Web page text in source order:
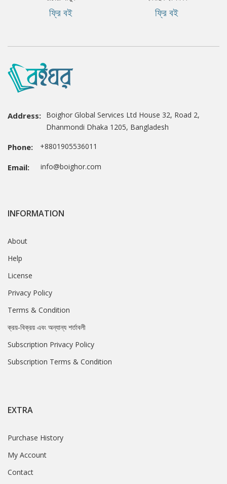
ফ্রি বই ফ্রি বই
Address: Boighor Global Services Ltd House 32, Road 2,
Dhanmondi Dhaka 1205, Bangladesh
Phone: +8801905536011
Email: info@boighor.com
INFORMATION
About
Help
License
Privacy Policy
Terms & Condition
ক্রয়-বিক্রয় এবং অন্যান্য শর্তাবলী
Subscription Privacy Policy
Subscription Terms & Condition
EXTRA
Purchase History
My Account
Contact